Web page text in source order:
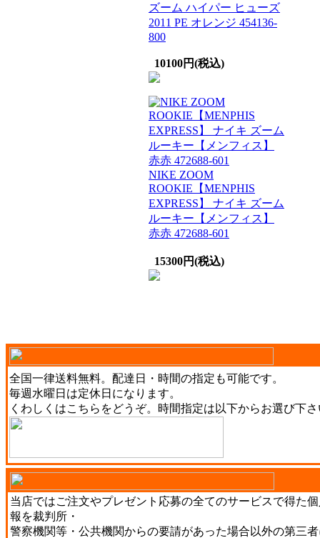
ズーム ハイパー ヒューズ
2011 PE オレンジ 454136-
800
10100円(税込)
NIKE ZOOM
ROOKIE【MENPHIS
EXPRESS】 ナイキ ズーム
ルーキー【メンフィス】
赤赤 472688-601
15300円(税込)
全国一律送料無料。配達日・時間の指定も可能です。
毎週水曜日は定休日になります。
くわしくはこちら をどうぞ。時間指定は以下からお選び下
当店ではご注文やプレゼント応募の全てのサービスで得た
報を裁判所・
警察機関等・公共機関からの要請があった場合以外の第三